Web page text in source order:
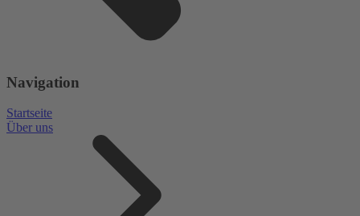
Navigation
Startseite
Über uns